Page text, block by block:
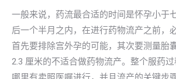
一般来说，药流最合适的时间是怀孕小于
后一个半月之内，在进行药物流产之前，
首先要排除宫外孕的可能，其次要测量胎
2.3 厘米的不适合做药物流产。整个服药